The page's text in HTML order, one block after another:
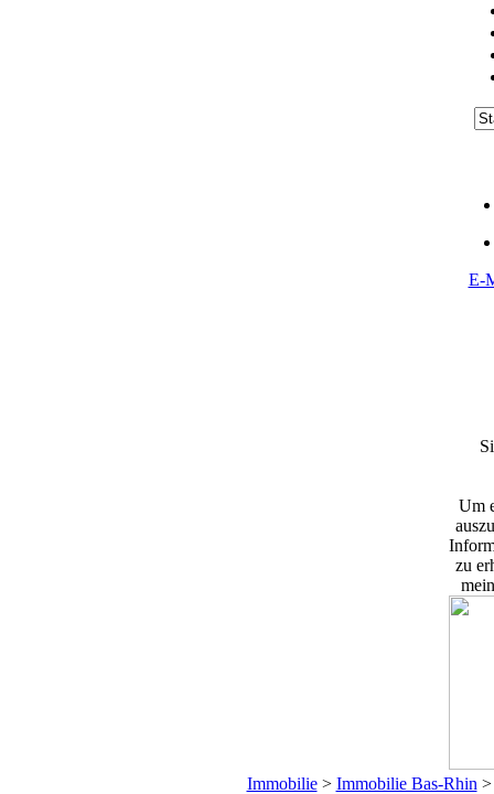
E-
Um
zu
Immobilie> Immobilie Bas-Rhin